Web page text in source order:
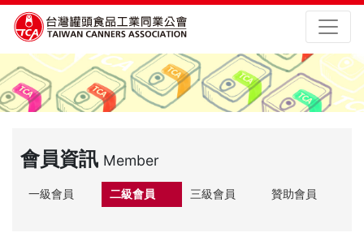
會員資訊 Member
一級會員 二級會員 三級會員 贊助會員